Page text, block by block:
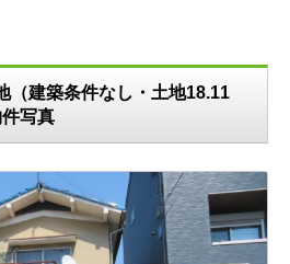
（建築条件なし・土地18.11
写真